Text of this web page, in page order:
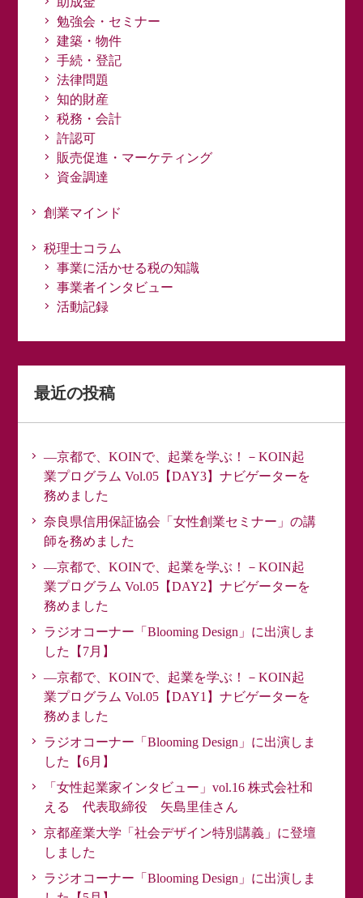
勉強会・セミナー
建築・物件
手続・登記
法律問題
知的財産
税務・会計
許認可
販売促進・マーケティング
資金調達
創業マインド
税理士コラム
事業に活かせる税の知識
事業者インタビュー
活動記録
最近の投稿
―京都で、KOINで、起業を学ぶ！－KOIN起
業プログラム Vol.05【DAY3】ナビゲーターを
務めました
奈良県信用保証協会「女性創業セミナー」の講
師を務めました
―京都で、KOINで、起業を学ぶ！－KOIN起
業プログラム Vol.05【DAY2】ナビゲーターを
務めました
ラジオコーナー「Blooming Design」に出演しま
した【7月】
―京都で、KOINで、起業を学ぶ！－KOIN起
業プログラム Vol.05【DAY1】ナビゲーターを
務めました
ラジオコーナー「Blooming Design」に出演しま
した【6月】
「女性起業家インタビュー」vol.16 株式会社和
える 代表取締役 矢島里佳さん
京都産業大学「社会デザイン特別講義」に登壇
しました
ラジオコーナー「Blooming Design」に出演しま